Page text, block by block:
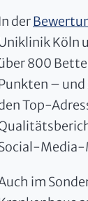
In der
Köln
800
–
Top-
im